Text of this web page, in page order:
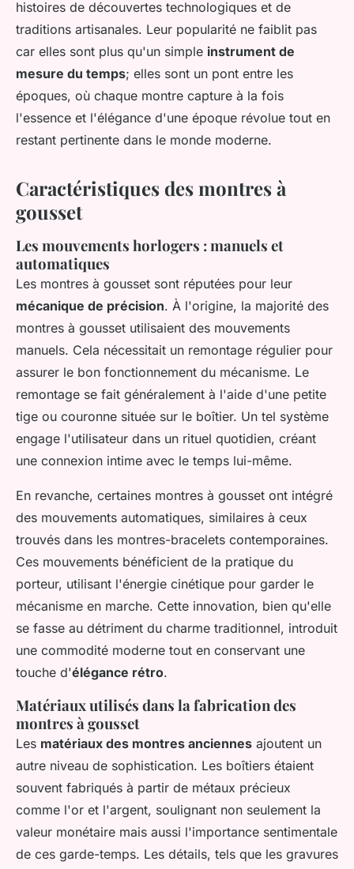
histoires de découvertes technologiques et de
traditions artisanales. Leur popularité ne faiblit pas
car elles sont plus qu'un simple instrument de
mesure du temps; elles sont un pont entre les
époques, où chaque montre capture à la fois
l'essence et l'élégance d'une époque révolue tout en
restant pertinente dans le monde moderne.
Caractéristiques des montres à
gousset
Les mouvements horlogers : manuels et
automatiques
Les montres à gousset sont réputées pour leur
mécanique de précision. À l'origine, la majorité des
montres à gousset utilisaient des mouvements
manuels. Cela nécessitait un remontage régulier pour
assurer le bon fonctionnement du mécanisme. Le
remontage se fait généralement à l'aide d'une petite
tige ou couronne située sur le boîtier. Un tel système
engage l'utilisateur dans un rituel quotidien, créant
une connexion intime avec le temps lui-même.
En revanche, certaines montres à gousset ont intégré
des mouvements automatiques, similaires à ceux
trouvés dans les montres-bracelets contemporaines.
Ces mouvements bénéficient de la pratique du
porteur, utilisant l'énergie cinétique pour garder le
mécanisme en marche. Cette innovation, bien qu'elle
se fasse au détriment du charme traditionnel, introduit
une commodité moderne tout en conservant une
touche d'élégance rétro.
Matériaux utilisés dans la fabrication des
montres à gousset
Les matériaux des montres anciennes ajoutent un
autre niveau de sophistication. Les boîtiers étaient
souvent fabriqués à partir de métaux précieux
comme l'or et l'argent, soulignant non seulement la
valeur monétaire mais aussi l'importance sentimentale
de ces garde-temps. Les détails, tels que les gravures